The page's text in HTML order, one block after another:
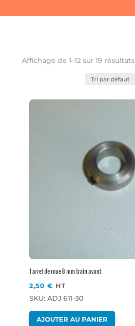
Favoris
Affichage de 1–12 sur 19 résultats
1 arret de roue 8 mm train avant
2,50 € HT
SKU: ADJ 611-30
AJOUTER AU PANIER